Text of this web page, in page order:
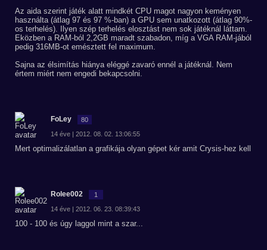
Az aida szerint játék alatt mindkét CPU magot nagyon keményen
használta (átlag 97 és 97 %-ban) a GPU sem unatkozott (átlag 90%-
os terhelés). Ilyen szép terhelés elosztást nem sok játéknál láttam.
Eközben a RAM-ból 2,2GB maradt szabadon, míg a VGA RAM-jából
pedig 316MB-ot emésztett fel maximum.
Sajna az élsimítás hiánya eléggé zavaró ennél a játéknál. Nem
értem miért nem engedi bekapcsolni.
FoLey 80
14 éve | 2012. 08. 02. 13:06:55
Mert optimalizálatlan a grafikája olyan gépet kér amit Crysis-hez kell
Rolee002 1
14 éve | 2012. 06. 23. 08:39:43
100 - 100 és úgy laggol mint a szar...